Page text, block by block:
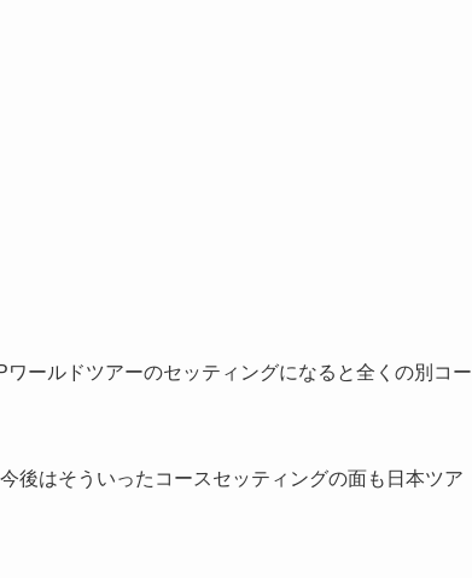
ールドツアーのセッティングになると全くの別コー
後はそういったコースセッティングの面も日本ツア